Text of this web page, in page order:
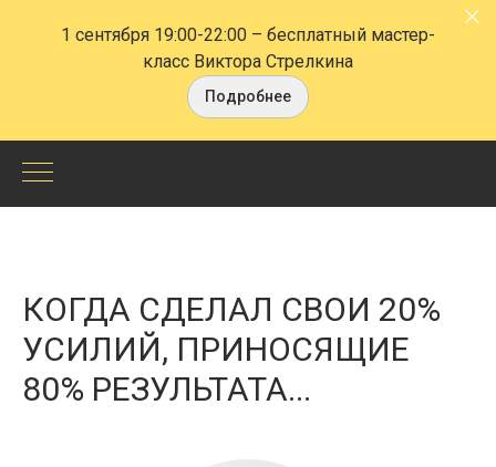
1 сентября 19:00-22:00 – бесплатный мастер-
класс Виктора Стрелкина
Подробнее
НЛП-
Тренер.
Когда
КОГДА СДЕЛАЛ СВОИ 20%
УСИЛИЙ, ПРИНОСЯЩИЕ
80% РЕЗУЛЬТАТА...